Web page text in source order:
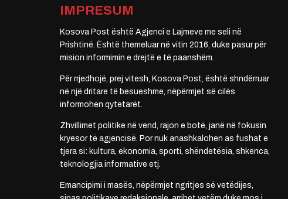
IMPRESUM
Kosova Post është Agjenci e Lajmeve me seli në
Prishtinë. Është themeluar në vitin 2016, duke pasur për
mision informimin e drejtë e të paanshëm.
Për rrjedhojë, prej vitesh, Kosova Post, është shndërruar
në një dritare të besueshme, nëpërmjet së cilës
informohen qytetarët.
Zhvillimet politike në vend, rajon e botë, janë në fokusin
kryesor të agjencisë. Por nuk anashkalohen as fushat e
tjera si: kultura, ekonomia, sporti, shëndetësia, shkenca,
teknologjia informative etj.
Emancipimi i masës, nëpërmjet ngritjes së vetëdijes,